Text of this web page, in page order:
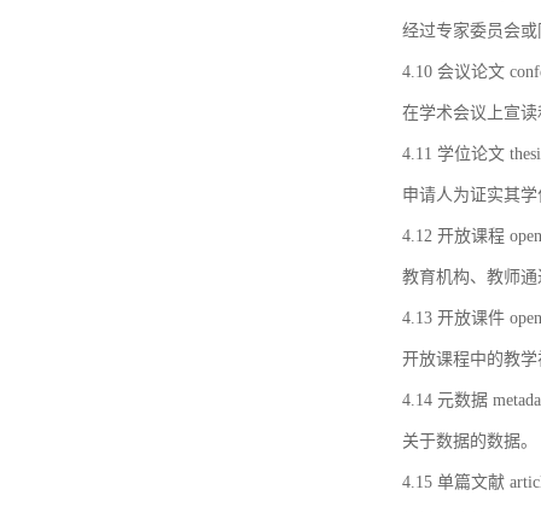
经过专家委员会
4.10 会议论文
在学术会议上宣
4.11 学位论文
申请人为证实其
4.12 开放课程
教育机构、教师
4.13 开放课件
开放课程中的教
4.14 元数据
关于数据的数据。
4.15 单篇文献